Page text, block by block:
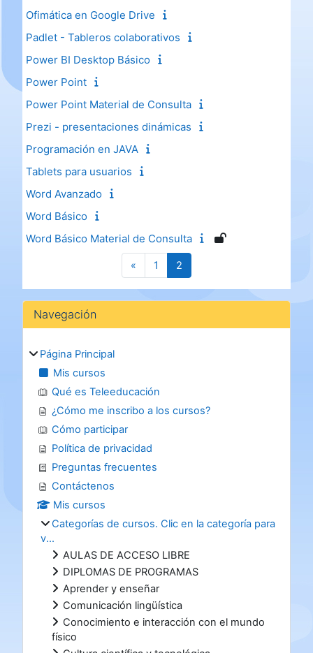
Ofimática en Google Drive
Padlet - Tableros colaborativos
Power BI Desktop Básico
Power Point
Power Point Material de Consulta
Prezi - presentaciones dinámicas
Programación en JAVA
Tablets para usuarios
Word Avanzado
Word Básico
Word Básico Material de Consulta
« Página anterior
1 Página 1
2
Bloques
Salta Navegación
Navegación
Página Principal
Mis cursos
Qué es Teleeducación
¿Cómo me inscribo a los cursos?
Cómo participar
Política de privacidad
Preguntas frecuentes
Contáctenos
Mis cursos
Categorías de cursos. Clic en la categoría para
v...
AULAS DE ACCESO LIBRE
DIPLOMAS DE PROGRAMAS
Aprender y enseñar
Comunicación lingüística
Conocimiento e interacción con el mundo
físico